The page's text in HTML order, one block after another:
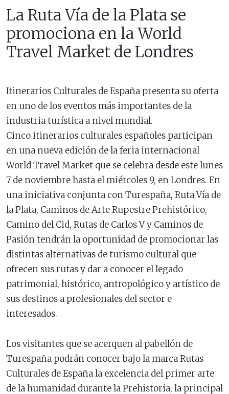
La Ruta Vía de la Plata se
promociona en la World
Travel Market de Londres
Itinerarios Culturales de España presenta su oferta
en uno de los eventos más importantes de la
industria turística a nivel mundial.
Cinco itinerarios culturales españoles participan
en una nueva edición de la feria internacional
World Travel Market que se celebra desde este lunes
7 de noviembre hasta el miércoles 9, en Londres. En
una iniciativa conjunta con Turespaña, Ruta Vía de
la Plata, Caminos de Arte Rupestre Prehistórico,
Camino del Cid, Rutas de Carlos V y Caminos de
Pasión tendrán la oportunidad de promocionar las
distintas alternativas de turismo cultural que
ofrecen sus rutas y dar a conocer el legado
patrimonial, histórico, antropológico y artístico de
sus destinos a profesionales del sector e
interesados.
Los visitantes que se acerquen al pabellón de
Turespaña podrán conocer bajo la marca Rutas
Culturales de España la excelencia del primer arte
de la humanidad durante la Prehistoria, la principal